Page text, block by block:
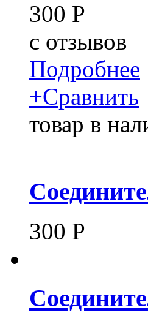
300 Р
c отзывов
Подробнее
+Сравнить
товар в
300 Р